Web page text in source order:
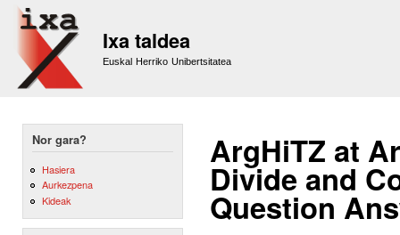
Ixa taldea
Euskal Herriko Unibertsitatea
Nor gara?
Hasiera
Aurkezpena
Kideak
ArgHiTZ at
Divide and
Question